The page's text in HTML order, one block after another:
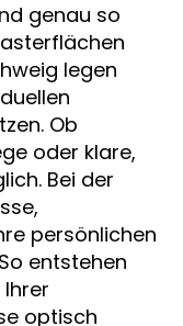
genau so
legen
Ob
oder klare,
Bei der
persönlichen
entstehen
optisch